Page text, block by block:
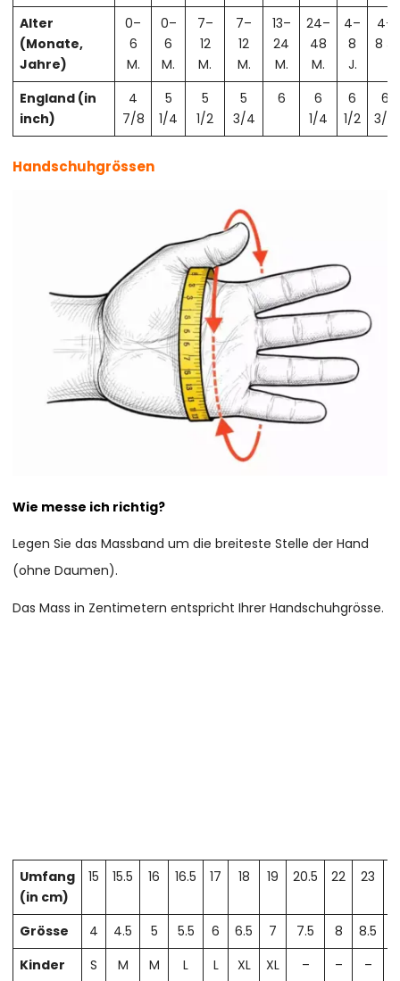
Alter
(Monate,
Jahre)
0–
6
M.
0–
6
M.
7–
12
M.
7–
12
M.
13–
24
M.
24–
48
M.
4–
8
J.
4–
8 J.
England (in
inch)
4
7/8
5
1/4
5
1/2
5
3/4
6
6
1/4
6
1/2
6
3/4
Handschuhgrössen
Wie messe ich richtig?
Legen Sie das Massband um die breiteste Stelle der Hand
(ohne Daumen).
Das Mass in Zentimetern entspricht Ihrer Handschuhgrösse.
Umfang
(in cm)
15 15.5 16 16.5 17 18 19 20.5 22 23
Grösse 4 4.5 5 5.5 6 6.5 7 7.5 8 8.5
Kinder
S M M L L XL XL – – –